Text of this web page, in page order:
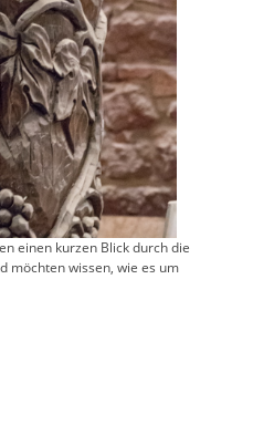
einen kurzen Blick durch die
möchten wissen, wie es um